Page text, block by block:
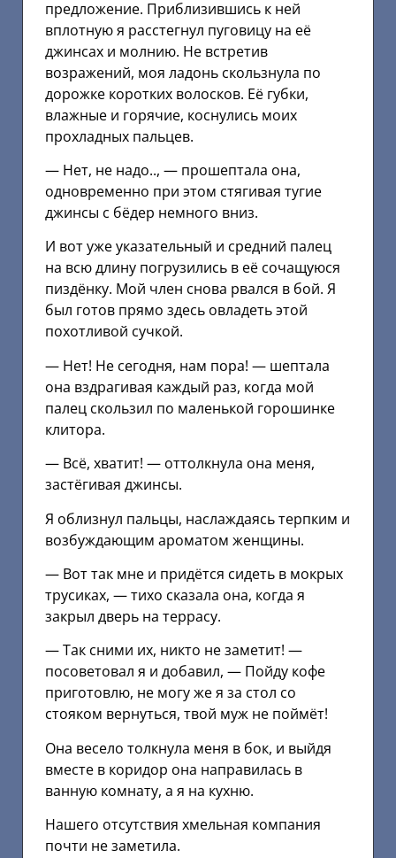
предложение. Приблизившись к ней
вплотную я расстегнул пуговицу на её
джинсах и молнию. Не встретив
возражений, моя ладонь скользнула по
дорожке коротких волосков. Её губки,
влажные и горячие, коснулись моих
прохладных пальцев.
— Нет, не надо.., — прошептала она,
одновременно при этом стягивая тугие
джинсы с бёдер немного вниз.
И вот уже указательный и средний палец
на всю длину погрузились в её сочащуюся
пиздёнку. Мой член снова рвался в бой. Я
был готов прямо здесь овладеть этой
похотливой сучкой.
— Нет! Не сегодня, нам пора! — шептала
она вздрагивая каждый раз, когда мой
палец скользил по маленькой горошинке
клитора.
— Всё, хватит! — оттолкнула она меня,
застёгивая джинсы.
Я облизнул пальцы, наслаждаясь терпким и
возбуждающим ароматом женщины.
— Вот так мне и придётся сидеть в мокрых
трусиках, — тихо сказала она, когда я
закрыл дверь на террасу.
— Так сними их, никто не заметит! —
посоветовал я и добавил, — Пойду кофе
приготовлю, не могу же я за стол со
стояком вернуться, твой муж не поймёт!
Она весело толкнула меня в бок, и выйдя
вместе в коридор она направилась в
ванную комнату, а я на кухню.
Нашего отсутствия хмельная компания
почти не заметила.